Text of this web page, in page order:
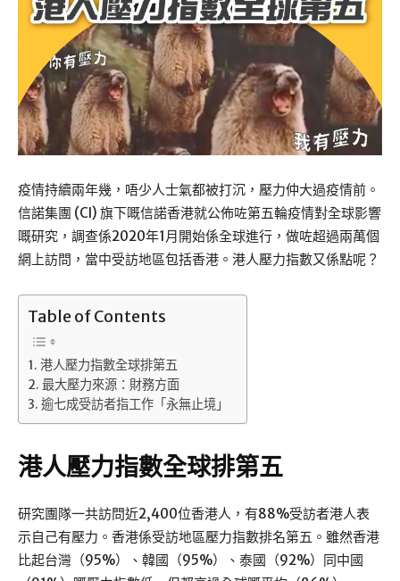
疫情持續兩年幾，唔少人士氣都被打沉，壓力仲大過疫情前。
信諾集團 (CI) 旗下嘅信諾香港就公佈咗第五輪疫情對全球影響
嘅研究，調查係2020年1月開始係全球進行，做咗超過兩萬個
網上訪問，當中受訪地區包括香港。港人壓力指數又係點呢？
Table of Contents
港人壓力指數全球排第五
最大壓力來源：財務方面
逾七成受訪者指工作「永無止境」
港人壓力指數全球排第五
研究團隊一共訪問近2,400位香港人，有88%受訪者港人表
示自己有壓力。香港係受訪地區壓力指數排名第五。雖然香港
比起台灣（95%）、韓國（95%）、泰國（92%）同中國